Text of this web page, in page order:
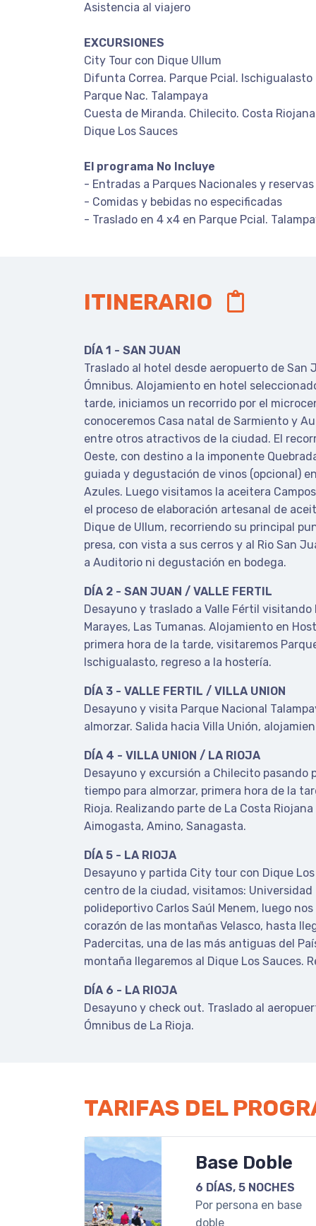
Asistencia al viajero
EXCURSIONES
City Tour con Dique Ullum
Difunta Correa. Parque Pcial. Ischigualasto
Parque Nac. Talampaya
Cuesta de Miranda. Chilecito. Costa Riojana
Dique Los Sauces
El programa No Incluye
- Entradas a Parques Nacionales y reservas
- Comidas y bebidas no especificadas
- Traslado en 4 x4 en Parque Pcial.
ITINERARIO
DÍA 1 - SAN JUAN
Traslado al hotel desde aeropuerto de San
Ómnibus. Alojamiento en hotel
tarde, iniciamos un recorrido por el
conoceremos Casa natal de Sarmiento y
entre otros atractivos de la ciudad. El
Oeste, con destino a la imponente
guiada y degustación de vinos (opcional)
Azules. Luego visitamos la aceitera
el proceso de elaboración artesanal de
Dique de Ullum, recorriendo su principal
presa, con vista a sus cerros y al Rio San
a Auditorio ni degustación en bodega.
DÍA 2 - SAN JUAN / VALLE FERTIL
Desayuno y traslado a Valle Fértil
Marayes, Las Tumanas. Alojamiento en
primera hora de la tarde, visitaremos
Ischigualasto, regreso a la hostería.
DÍA 3 - VALLE FERTIL / VILLA UNION
Desayuno y visita Parque Nacional
almorzar. Salida hacia Villa Unión,
DÍA 4 - VILLA UNION / LA RIOJA
Desayuno y excursión a Chilecito pasando
tiempo para almorzar, primera hora de la
Rioja. Realizando parte de La Costa
Aimogasta, Amino, Sanagasta.
DÍA 5 - LA RIOJA
Desayuno y partida City tour con Dique
centro de la ciudad, visitamos: Universidad
polideportivo Carlos Saúl Menem, luego
corazón de las montañas Velasco, hasta
Padercitas, una de las más antiguas del
montaña llegaremos al Dique Los Sauces.
DÍA 6 - LA RIOJA
Desayuno y check out. Traslado al
Ómnibus de La Rioja.
TARIFAS DEL
Base Doble
6 DÍAS, 5 NOCHES
Por persona en base
doble